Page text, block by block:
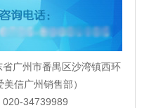
省广州市番禺区沙湾镇西环
信广州销售部）
020-34739989